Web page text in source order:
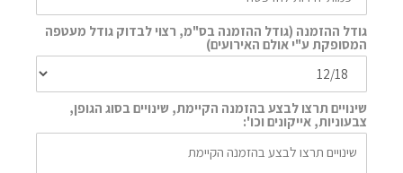
גודל ההזמנה (גודל ההזמנה בס"מ, רצוי לבדוק גודל מעטפה
המסופקת ע"י אולם האירועים)
שינויים תרצו לבצע בהזמנה הקיימת, שינויים בסוג הגופן,
צבעוניות, אייקונים וכו':